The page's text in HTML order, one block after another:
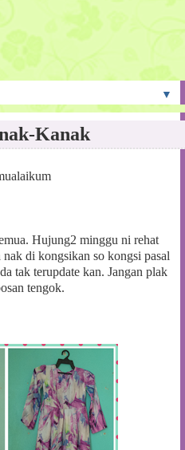
▼
Kanak
Hujung2 minggu ni rehat
di kongsikan so kongsi pasal
tak terupdate kan. Jangan plak
tengok.